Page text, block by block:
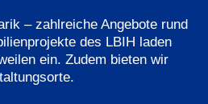
– zahlreiche Angebote rund
des LBIH laden
ein. Zudem bieten wir